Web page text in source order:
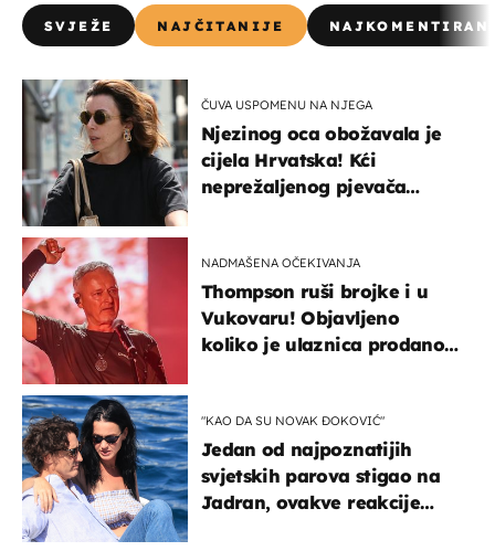
SVJEŽE NAJČITANIJE
ČUVA USPOMENU NA NJEGA
Njezinog oca obožavala je
cijela Hrvatska! Kći
neprežaljenog pjevača
NADMAŠENA OČEKIVANJA
Thompson ruši brojke i u
Vukovaru! Objavljeno
koliko je ulaznica prodano
"KAO DA SU NOVAK ĐOKOVIĆ"
Jedan od najpoznatijih
svjetskih parova stigao na
Jadran, ovakve reakcije